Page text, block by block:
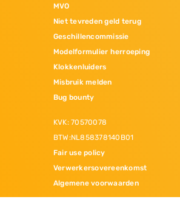
MVO
Niet tevreden geld terug
Geschillencommissie
Modelformulier herroeping
Klokkenluiders
Misbruik melden
Bug bounty
KVK: 70570078
BTW:NL858378140B01
Fair use policy
Verwerkersovereenkomst
Algemene voorwaarden